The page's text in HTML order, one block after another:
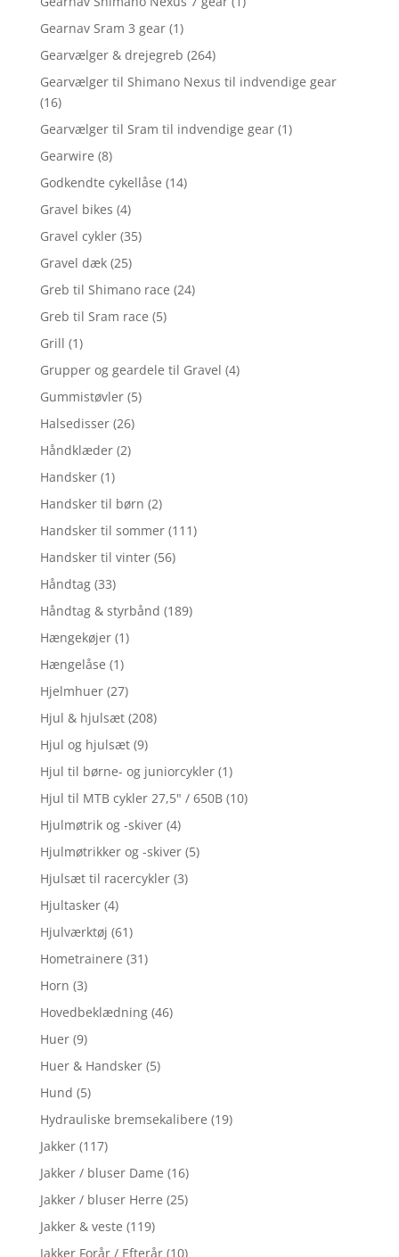
Gearnav Sram 3 gear (1)
Gearvælger & drejegreb (264)
Gearvælger til Shimano Nexus til indvendige gear
(16)
Gearvælger til Sram til indvendige gear (1)
Gearwire (8)
Godkendte cykellåse (14)
Gravel bikes (4)
Gravel cykler (35)
Gravel dæk (25)
Greb til Shimano race (24)
Greb til Sram race (5)
Grill (1)
Grupper og geardele til Gravel (4)
Gummistøvler (5)
Halsedisser (26)
Håndklæder (2)
Handsker (1)
Handsker til børn (2)
Handsker til sommer (111)
Handsker til vinter (56)
Håndtag (33)
Håndtag & styrbånd (189)
Hængekøjer (1)
Hængelåse (1)
Hjelmhuer (27)
Hjul & hjulsæt (208)
Hjul og hjulsæt (9)
Hjul til børne- og juniorcykler (1)
Hjul til MTB cykler 27,5" / 650B (10)
Hjulmøtrik og -skiver (4)
Hjulmøtrikker og -skiver (5)
Hjulsæt til racercykler (3)
Hjultasker (4)
Hjulværktøj (61)
Hometrainere (31)
Horn (3)
Hovedbeklædning (46)
Huer (9)
Huer & Handsker (5)
Hund (5)
Hydrauliske bremsekalibere (19)
Jakker (117)
Jakker / bluser Dame (16)
Jakker / bluser Herre (25)
Jakker & veste (119)
Jakker Forår / Efterår (10)